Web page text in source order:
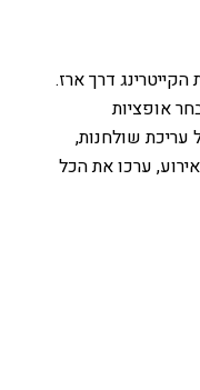
דרך ארז.
אופציות
עריכת שולחנות,
ערכו את הכל